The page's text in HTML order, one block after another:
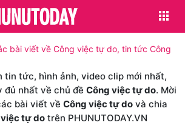
bài viết về Công việc tự do, tin tức Công
tin tức, hình ảnh, video clip mới nhất,
đủ nhất về chủ đề Công việc tự do. Mời
bài viết về Công việc tự do và chia
tự do trên PHUNUTODAY.VN